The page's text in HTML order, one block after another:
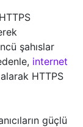
şahıslar
internet
alarak HTTPS
güçlü